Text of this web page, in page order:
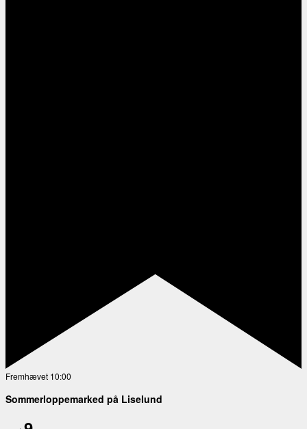
Fremhævet 10:00
Sommerloppemarked på Liselund